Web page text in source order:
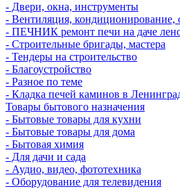
- Двери, окна, инструменты
- Вентиляция, кондиционирование,
- ПЕЧНИК ремонт печи на даче
- Строительные бригады, мастера
- Тендеры на строительство
- Благоустройство
- Разное по теме
- Кладка печей каминов в
Товары бытового назначения
- Бытовые товары для кухни
- Бытовые товары для дома
- Бытовая химия
- Для дачи и сада
- Аудио, видео, фототехника
- Оборудование для телевидения